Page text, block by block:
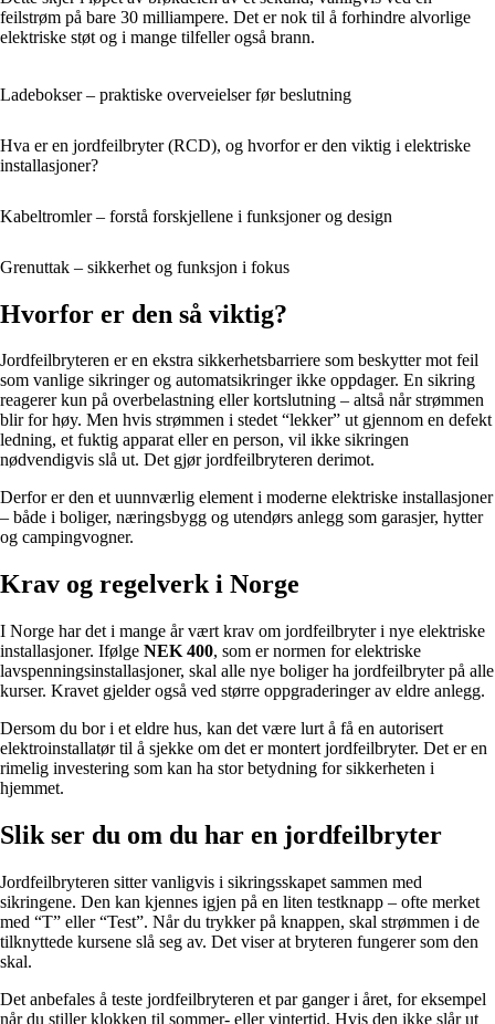
feilstrøm på bare 30 milliampere. Det er nok til å forhindre alvorlige
elektriske støt og i mange tilfeller også brann.
Ladebokser – praktiske overveielser før beslutning
Hva er en jordfeilbryter (RCD), og hvorfor er den viktig i elektriske
installasjoner?
Kabeltromler – forstå forskjellene i funksjoner og design
Grenuttak – sikkerhet og funksjon i fokus
Hvorfor er den så viktig?
Jordfeilbryteren er en ekstra sikkerhetsbarriere som beskytter mot feil
som vanlige sikringer og automatsikringer ikke oppdager. En sikring
reagerer kun på overbelastning eller kortslutning – altså når strømmen
blir for høy. Men hvis strømmen i stedet “lekker” ut gjennom en defekt
ledning, et fuktig apparat eller en person, vil ikke sikringen
nødvendigvis slå ut. Det gjør jordfeilbryteren derimot.
Derfor er den et uunnværlig element i moderne elektriske installasjoner
– både i boliger, næringsbygg og utendørs anlegg som garasjer, hytter
og campingvogner.
Krav og regelverk i Norge
I Norge har det i mange år vært krav om jordfeilbryter i nye elektriske
installasjoner. Ifølge NEK 400, som er normen for elektriske
lavspenningsinstallasjoner, skal alle nye boliger ha jordfeilbryter på alle
kurser. Kravet gjelder også ved større oppgraderinger av eldre anlegg.
Dersom du bor i et eldre hus, kan det være lurt å få en autorisert
elektroinstallatør til å sjekke om det er montert jordfeilbryter. Det er en
rimelig investering som kan ha stor betydning for sikkerheten i
hjemmet.
Slik ser du om du har en jordfeilbryter
Jordfeilbryteren sitter vanligvis i sikringsskapet sammen med
sikringene. Den kan kjennes igjen på en liten testknapp – ofte merket
med “T” eller “Test”. Når du trykker på knappen, skal strømmen i de
tilknyttede kursene slå seg av. Det viser at bryteren fungerer som den
skal.
Det anbefales å teste jordfeilbryteren et par ganger i året, for eksempel
når du stiller klokken til sommer- eller vintertid. Hvis den ikke slår ut